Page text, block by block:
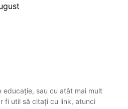
educație, sau cu atât mai mult
fi util să citați cu link, atunci